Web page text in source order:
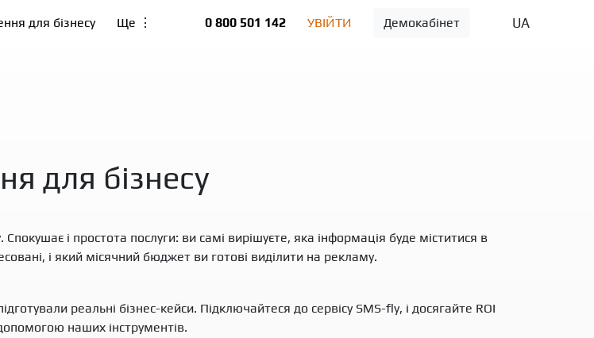
для бізнесу Ще ⋮ 0 800 501 142 УВІЙТИ Демокабінет UA
для бізнесу
Спокушає і простота послуги: ви самі вирішуєте, яка інформація буде міститися в
і який місячний бюджет ви готові виділити на рекламу.
реальні бізнес-кейси. Підключайтеся до сервісу SMS-fly, і досягайте ROI
наших інструментів.